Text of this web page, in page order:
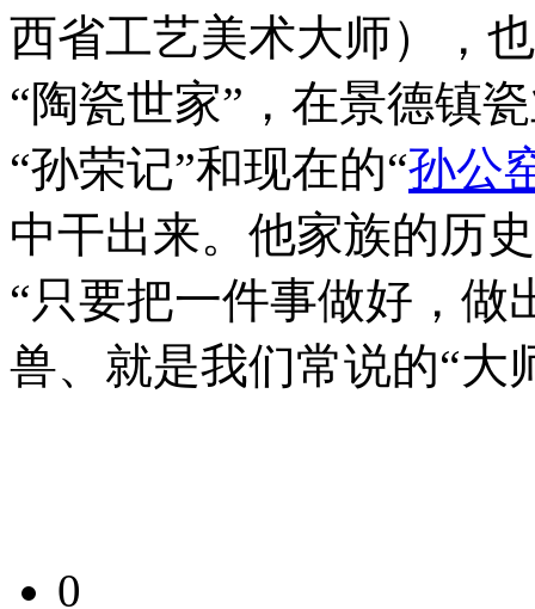
西省工艺美术大师），
“陶瓷世家”，在景德镇
“孙荣记”和现在的“孙公
中干出来。他家族的历
“只要把一件事做好，
兽、就是我们常说的“大
0